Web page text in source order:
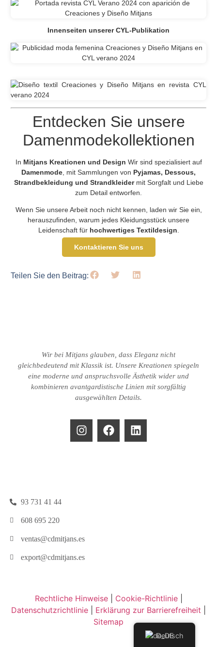
Innenseiten unserer CYL-Publikation
Entdecken Sie unsere
Damenmodekollektionen
In Mitjans Kreationen und Design Wir sind spezialisiert auf
Damenmode , mit Sammlungen von Pyjamas, Dessous,
Strandbekleidung und Strandkleidermit Sorgfalt und Liebe
zum Detail entworfen.
Wenn Sie unsere Arbeit noch nicht kennen, laden wir Sie ein,
herauszufinden, warum jedes Kleidungsstück unsere
Leidenschaft für hochwertiges Textildesign
Kontaktieren Sie uns
Teilen Sie den Beitrag:
Wir bei Mitjans glauben, dass Eleganz nicht
gleichbedeutend mit Klassik ist. Unsere Kreationen spiegeln
eine moderne und anspruchsvolle Ästhetik wider und
kombinieren avantgardistische Linien mit sorgfältig
ausgewählten Details.
93 731 41 44
608 695 220
ventas@cdmitjans.es
export@cdmitjans.es
Rechtliche Hinweise| Cookie-Richtlinie|
Datenschutzrichtlinie
Erklärung zur Barrierefreiheit
Sitemap
Deutsch